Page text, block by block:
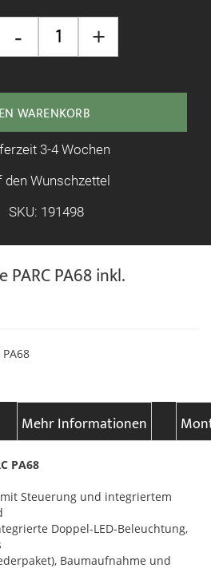
PA68 inkl.
- +
WARENKORB
3-4 Wochen
den Wunschzettel
SKU: 191498
Mehr Informationen
PA68
mit Steuerung und integriertem
Doppel-LED-Beleuchtung,
Baumaufnahme und